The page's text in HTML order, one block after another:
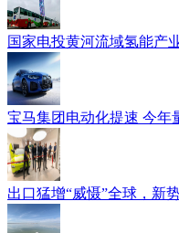
国家电投黄河流域氢能产
宝马集团电动化提速 今年
出口猛增“威慑”全球，新